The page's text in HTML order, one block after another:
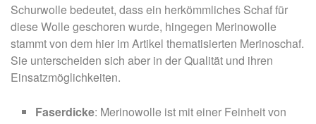
Schurwolle bedeutet, dass ein herkömmliches Schaf für
diese Wolle geschoren wurde, hingegen Merinowolle
stammt von dem hier im Artikel thematisierten Merinoschaf.
Sie unterscheiden sich aber in der Qualität und ihren
Einsatzmöglichkeiten.
Faserdicke: Merinowolle ist mit einer Feinheit von